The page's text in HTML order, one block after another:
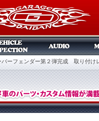
ーフェンダー第２弾完成 取り付け